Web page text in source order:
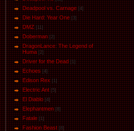
Deadpool vs. Carnage [4]
Die Hard: Year One [3]
DMZ [11]
Doberman [2]
DragonLance: The Legend of
Huma [2]
Driver for the Dead [1]
Eсhoеs [4]
Edison Rex [1]
Electric Ant [5]
El Diablo [4]
Elephantmen [8]
Fatale [1]
Fashion Beast [8]